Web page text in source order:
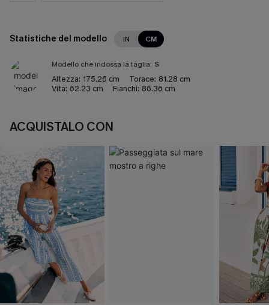
Statistiche del modello IN CM
Modello che indossa la taglia: S
Altezza: 175.26 cm Torace: 81.28 cm
Vita: 62.23 cm Fianchi: 86.36 cm
ACQUISTALO CON